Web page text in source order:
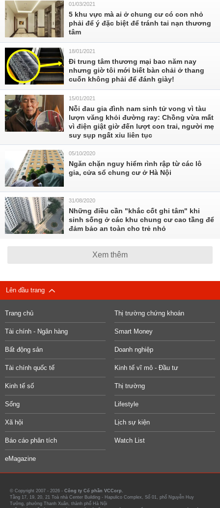
01/03/2021
5 khu vực mà ai ở chung cư có con nhỏ
phải để ý đặc biệt để tránh tai nạn thương
tâm
18/01/2021
Đi trung tâm thương mại bao năm nay
nhưng giờ tôi mới biết bàn chải ở thang
cuốn không phải để đánh giày!
15/01/2021
Nỗi đau gia đình nam sinh tử vong vì tàu
lượn văng khỏi đường ray: Chồng vừa mất
vì điện giật giờ đến lượt con trai, người mẹ
suy sụp ngất xỉu liên tục
05/10/2020
Ngăn chặn nguy hiểm rình rập từ các lô
gia, cửa sổ chung cư ở Hà Nội
31/08/2020
Những điều cần "khắc cốt ghi tâm" khi
sinh sống ở các khu chung cư cao tầng để
đảm bảo an toàn cho trẻ nhỏ
Xem thêm
Lên đầu trang
Trang chủ Thị trường chứng khoán
Tài chính - Ngân hàng Smart Money
Bất động sản Doanh nghiệp
Tài chính quốc tế Kinh tế vĩ mô - Đầu tư
Kinh tế số Thị trường
Sống Lifestyle
Xã hội Lịch sự kiện
Báo cáo phân tích Watch List
eMagazine
© Copyright 2007 - 2026 - Công ty Cổ phần VCCorp.
Tầng 17, 19, 20, 21 Toà nhà Center Building - Hapulico Complex, Số 01, phố Nguyễn Huy
Tưởng, phường Thanh Xuân, thành phố Hà Nội